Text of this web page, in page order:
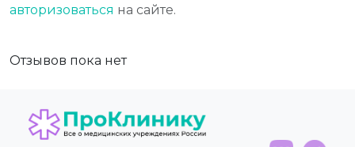
авторизоваться на сайте.
Отзывов пока нет